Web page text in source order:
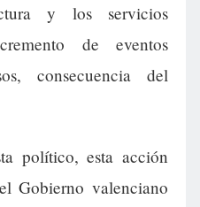
y los servicios
de eventos
consecuencia del
político, esta acción
Gobierno valenciano